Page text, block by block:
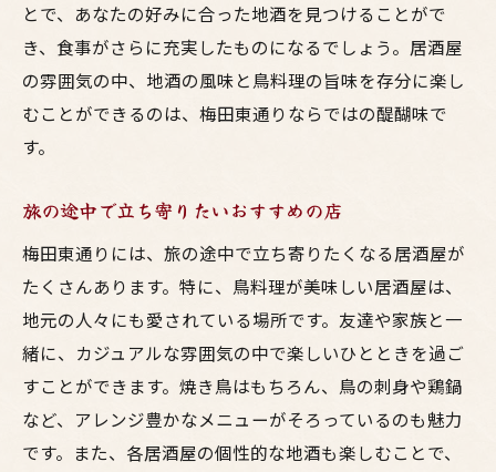
とで、あなたの好みに合った地酒を見つけることがで
き、食事がさらに充実したものになるでしょう。居酒屋
の雰囲気の中、地酒の風味と鳥料理の旨味を存分に楽し
むことができるのは、梅田東通りならではの醍醐味で
す。
旅の途中で立ち寄りたいおすすめの店
梅田東通りには、旅の途中で立ち寄りたくなる居酒屋が
たくさんあります。特に、鳥料理が美味しい居酒屋は、
地元の人々にも愛されている場所です。友達や家族と一
緒に、カジュアルな雰囲気の中で楽しいひとときを過ご
すことができます。焼き鳥はもちろん、鳥の刺身や鶏鍋
など、アレンジ豊かなメニューがそろっているのも魅力
です。また、各居酒屋の個性的な地酒も楽しむことで、